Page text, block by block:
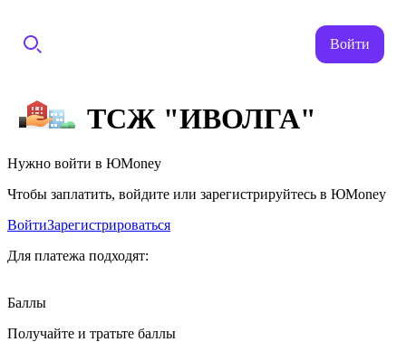
Войти
ТСЖ "ИВОЛГА"
Нужно войти в ЮMoney
Чтобы заплатить, войдите или зарегистрируйтесь в ЮMoney
ВойтиЗарегистрироваться
Для платежа подходят:
Баллы
Получайте и тратьте баллы